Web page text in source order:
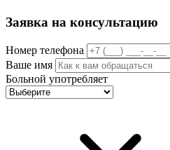
Заявка на консультацию
Номер телефона
Ваше имя
Больной употребляет